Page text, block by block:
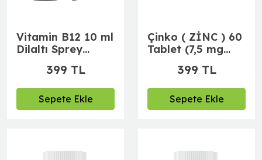
Vitamin B12 10 ml
Dilaltı Sprey
399 TL
Sepete Ekle
Çinko ( ZİNC ) 60
Tablet (7,5 mg
7,5 mg Çinko L-
Metionin)
399 TL
Sepete Ekle